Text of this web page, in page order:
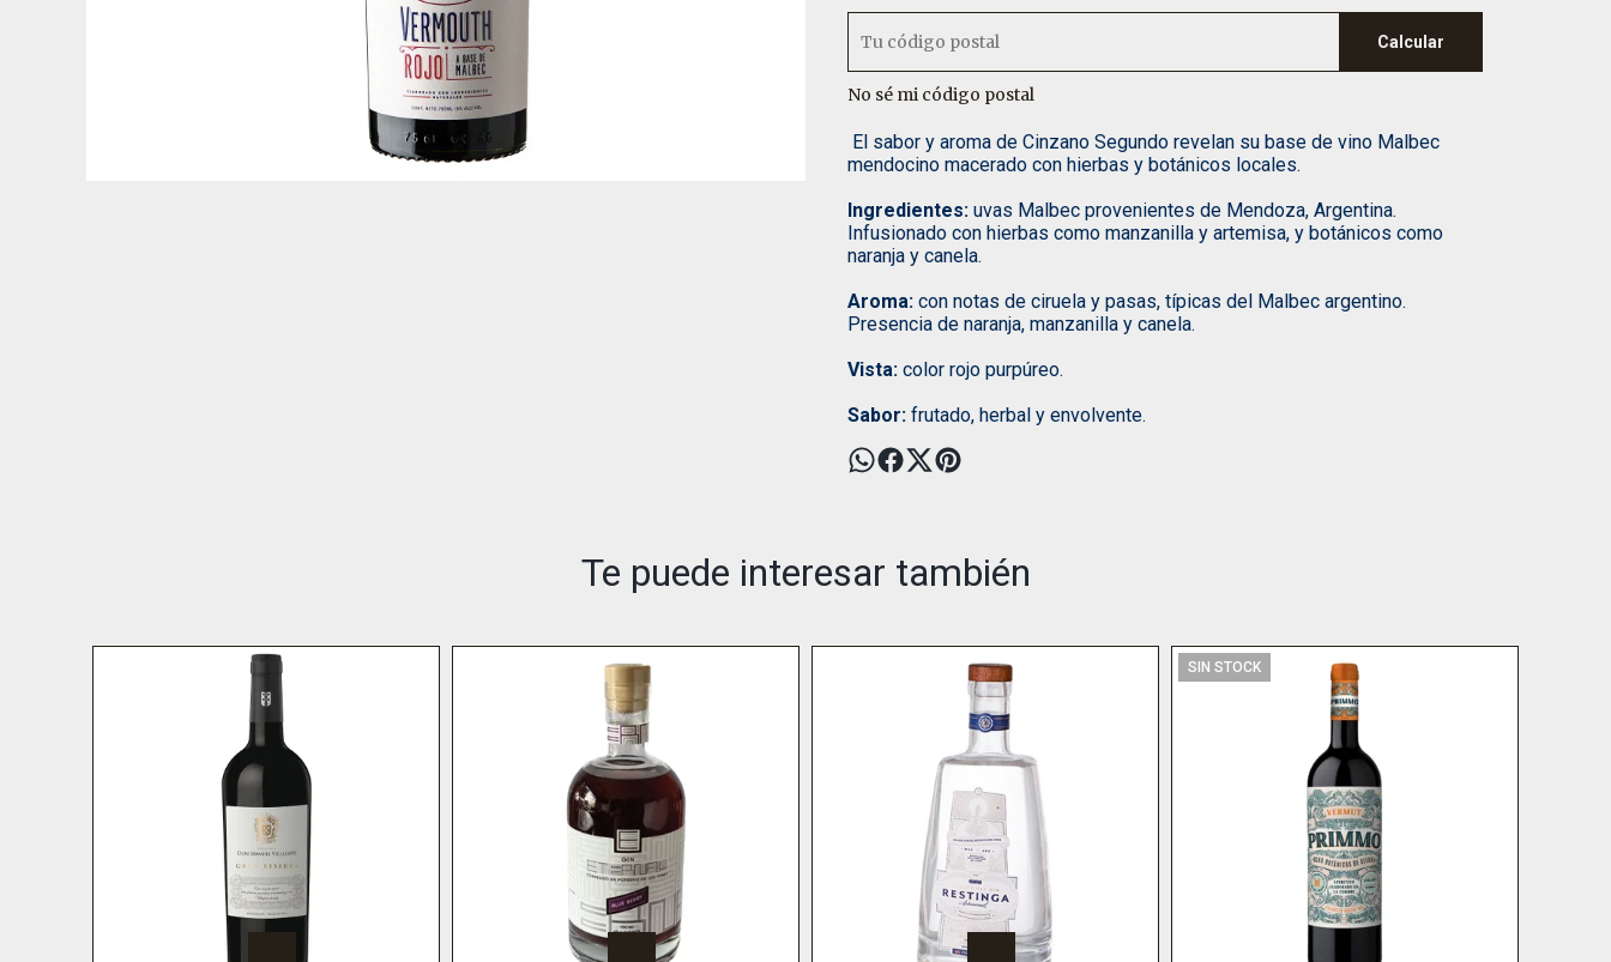
Calcular
No sé mi código postal
El sabor y aroma de Cinzano Segundo revelan su base de vino Malbec
mendocino macerado con hierbas y botánicos locales.
Ingredientes: uvas Malbec provenientes de Mendoza, Argentina.
Infusionado con hierbas como manzanilla y artemisa, y botánicos como
naranja y canela.
Aroma: con notas de ciruela y pasas, típicas del Malbec argentino.
Presencia de naranja, manzanilla y canela.
Vista: color rojo purpúreo.
Sabor: frutado, herbal y envolvente.
Te puede interesar también
SIN STOCK